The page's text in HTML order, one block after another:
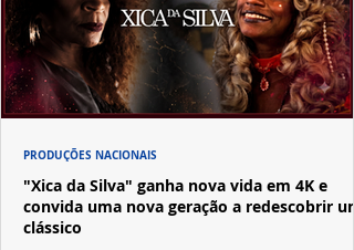
"Xica da Silva" ganha nova vida em 4K e
convida uma nova geração a redescobrir um
clássico
PRODUÇÕES NACIONAIS